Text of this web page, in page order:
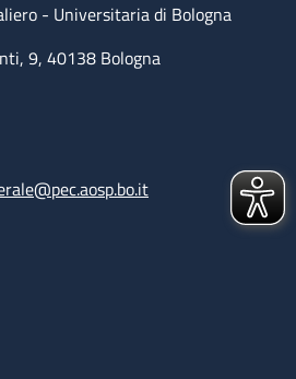
- Universitaria di Bologna
9, 40138 Bologna